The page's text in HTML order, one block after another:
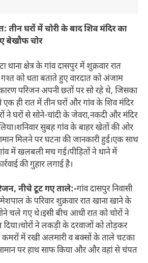
तीन घरों में चोरी के बाद शिव मंदिर का
बेखौफ चोर
क्षेत्र के गांव दासपुर में शुक्रवार रात
को धता बताते हुए वारदात को अंजाम
कारण परिजन अपनी छतों पर सो रहे थे, जिसका
एक ही रात में तीन घरों और गांव के शिव मंदिर
ने घरों से सोने-चांदी के जेवरा,नकदी और मंदिर
लिया।शनिवार सुबह गांव के बाहर खेतों की ओर
मिलने पर घटना की जानकारी हुई।एक साथ
में खलबली मच गई।पीड़ितों ने थाने में
की गुहार लगाई है।
नीचे टूट गए ताले:-गांव दासपुर निवासी
के परिवार शुक्रवार रात खाना खाने के
चले गए थे।इसी बीच आधी रात को चोरों ने
दिया।चोरों ने लकड़ी के दरवाजों को तोड़कर
में रखी अलमारी व बक्सों के ताले चटका
सामान पर हाथ साफ किया और और वहां से चंपत